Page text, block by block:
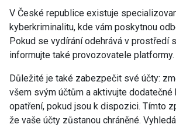
V České republice existuje
kyberkriminalitu, kde vám poskytnou
Pokud se vydírání odehrává v prostředí
informujte také provozovatele platformy.
Důležité je také zabezpečit své účty:
všem svým účtům a aktivujte
opatření, pokud jsou k dispozici. Tímto
že vaše účty zůstanou chráněné.